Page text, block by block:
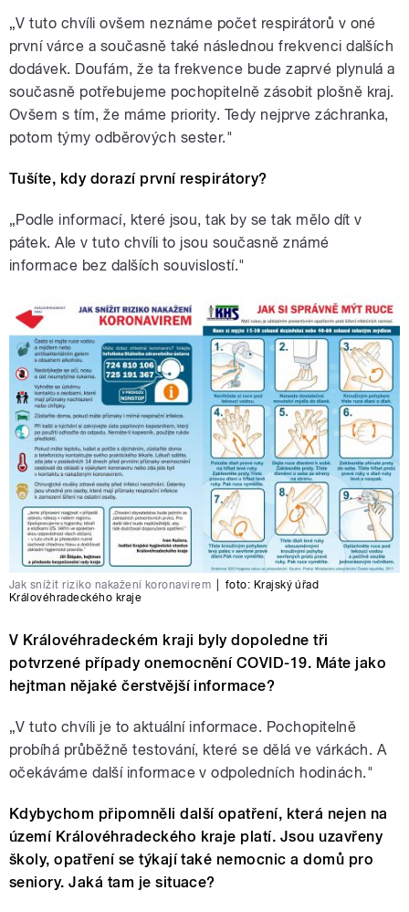
„V tuto chvíli ovšem neznáme počet respirátorů v oné
první várce a současně také následnou frekvenci dalších
dodávek. Doufám, že ta frekvence bude zaprvé plynulá a
současně potřebujeme pochopitelně zásobit plošně kraj.
Ovšem s tím, že máme priority. Tedy nejprve záchranka,
potom týmy odběrových sester."
Tušíte, kdy dorazí první respirátory?
„Podle informací, které jsou, tak by se tak mělo dít v
pátek. Ale v tuto chvíli to jsou současně známé
informace bez dalších souvislostí."
Jak snížit riziko nakažení koronavirem foto: Krajský úřad
Královéhradeckého kraje
V Královéhradeckém kraji byly dopoledne tři
potvrzené případy onemocnění COVID-19. Máte jako
hejtman nějaké čerstvější informace?
„V tuto chvíli je to aktuální informace. Pochopitelně
probíhá průběžně testování, které se dělá ve várkách. A
očekáváme další informace v odpoledních hodinách."
Kdybychom připomněli další opatření, která nejen na
území Královéhradeckého kraje platí. Jsou uzavřeny
školy, opatření se týkají také nemocnic a domů pro
seniory. Jaká tam je situace?